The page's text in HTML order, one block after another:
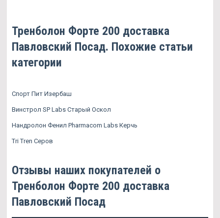
Тренболон Форте 200 доставка
Павловский Посад. Похожие статьи
категории
Спорт Пит Изербаш
Винстрол SP Labs Старый Оскол
Нандролон Фенил Pharmacom Labs Керчь
Tri Tren Серов
Отзывы наших покупателей о
Тренболон Форте 200 доставка
Павловский Посад